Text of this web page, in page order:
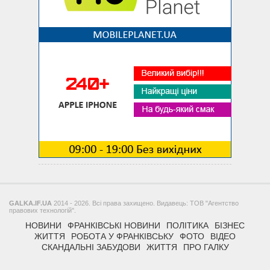
GALKA.IF.UA 2014 - 2026. Всі права захищено. Видавець: ТОВ "Агентство
правових технологій".
НОВИНИ ФРАНКІВСЬКІ НОВИНИ ПОЛІТИКА
БІЗНЕС
ЖИТТЯ
РОБОТА У ФРАНКІВСЬКУ ФОТО
ВІДЕО
СКАНДАЛЬНІ ЗАБУДОВИ
ЖИТТЯ ПРО ГАЛКУ